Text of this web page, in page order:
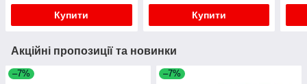
Купити Купити
Акційні пропозиції та новинки
–7% –7%